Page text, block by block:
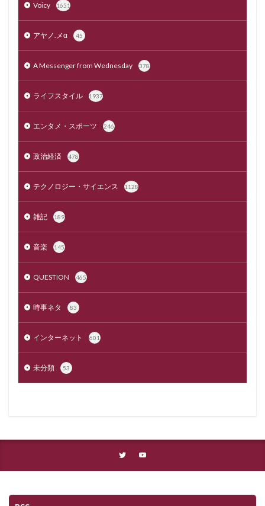
Voicy 1651
アヤノ.メα 45
A Messenger from Wednesday 378
ライフスタイル 1937
エンタメ・スポーツ 246
政治経済 478
テクノロジー・サイエンス 1128
雑記 189
音楽 145
QUESTION 465
時事ネタ 83
インターネット 601
未分類 53